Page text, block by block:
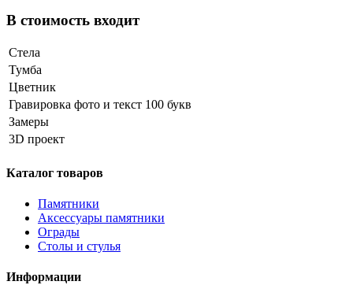
В стоимость входит
Стела
Тумба
Цветник
Гравировка фото и текст 100 букв
Замеры
3D проект
Каталог товаров
Памятники
Аксессуары памятники
Ограды
Столы и стулья
Информации